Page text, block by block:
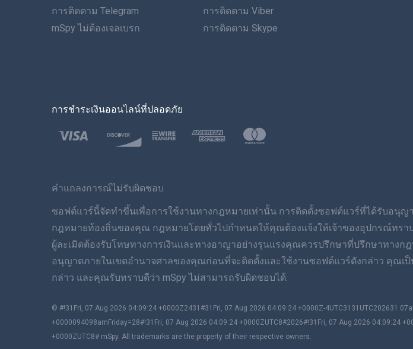
การติดตาม Telegram
mSpy ไม่ต้องเจลเบรก
การติดตาม Viber
การติดตาม Skype
การชำระเงินออนไลน์ที่ปลอดภัย
คำแถลงการณ์ไม่รับผิดชอบ
ซอฟต์แวร์นี้จัดทำขึ้นเพื่อการใช้งานทางกฎหมายเท่านั้น การติดตั้งซอฟต์แวร์ที่ได้รับอนุ
กฎหมายท้องถิ่นของคุณ กฎหมายโดยทั่วไปกำหนดให้คุณต้องแจ้งให้เจ้าของอุปกรณ์ทร
ผู้ละเมิดต้องรับโทษทางการเงินและทางอาญาอย่างรุนแรงคุณควรปรึกษาที่ปรึกษาทาง
อนุญาตภายในเขตอำนาจศาลของคุณก่อนที่จะติดตั้งและใช้งานซอฟต์แวร์ดังกล่าว คุณเ
กล่าว และคุณรับทราบดีว่า mSpy ไม่สามารถรับผิดชอบได้.
© #!31Fri, 07 Aug 2026 04:09:24 +0000Z2431#31Fri, 07 Aug 2026 04:09:24 +0000Z-4UTC3131UTC202631
+0000094098amFriday=28#!31Fri, 07 Aug 2026 04:09:24 +0000ZUTC8#2026#!31Fri, 07 Aug 2026 04:09:24
+0000ZUTC8# mSpy. All trademarks are the property of their respective owners.